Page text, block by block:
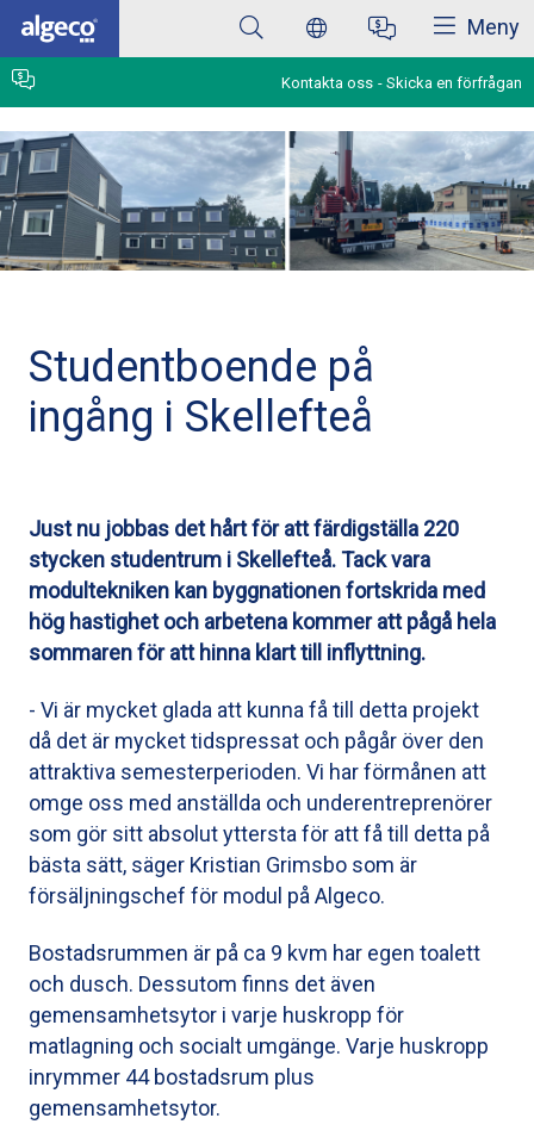
Hoppa
huvudinnehåll
Meny
Kontakta oss Skicka en förfrågan
Studentboende på
ingång i Skellefteå
Just nu jobbas det hårt för att färdigställa 220
stycken studentrum i Skellefteå. Tack vara
modultekniken kan byggnationen fortskrida med
hög hastighet och arbetena kommer att pågå hela
sommaren för att hinna klart till inflyttning.
- Vi är mycket glada att kunna få till detta projekt
då det är mycket tidspressat och pågår över den
attraktiva semesterperioden. Vi har förmånen att
omge oss med anställda och underentreprenörer
som gör sitt absolut yttersta för att få till detta på
bästa sätt, säger Kristian Grimsbo som är
försäljningschef för modul på Algeco.
Bostadsrummen är på ca 9 kvm har egen toalett
och dusch. Dessutom finns det även
gemensamhetsytor i varje huskropp för
matlagning och socialt umgänge. Varje huskropp
inrymmer 44 bostadsrum plus
gemensamhetsytor.